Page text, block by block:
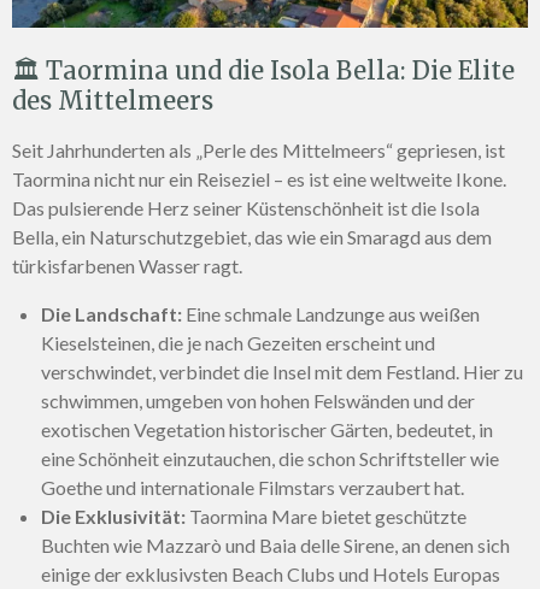
🏛️ Taormina und die Isola Bella: Die Elite
des Mittelmeers
Seit Jahrhunderten als „Perle des Mittelmeers“ gepriesen, ist
Taormina nicht nur ein Reiseziel – es ist eine weltweite Ikone.
Das pulsierende Herz seiner Küstenschönheit ist die Isola
Bella, ein Naturschutzgebiet, das wie ein Smaragd aus dem
türkisfarbenen Wasser ragt.
Die Landschaft: Eine schmale Landzunge aus weißen
Kieselsteinen, die je nach Gezeiten erscheint und
verschwindet, verbindet die Insel mit dem Festland. Hier zu
schwimmen, umgeben von hohen Felswänden und der
exotischen Vegetation historischer Gärten, bedeutet, in
eine Schönheit einzutauchen, die schon Schriftsteller wie
Goethe und internationale Filmstars verzaubert hat.
Die Exklusivität: Taormina Mare bietet geschützte
Buchten wie Mazzarò und Baia delle Sirene, an denen sich
einige der exklusivsten Beach Clubs und Hotels Europas